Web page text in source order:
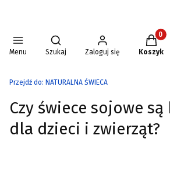
Menu
Otwórz wyszukiwarkę
Szukaj Zaloguj się Koszyk
Przejdź do: NATURALNA ŚWIECA
Czy świece sojowe
dla dzieci i zwierząt?